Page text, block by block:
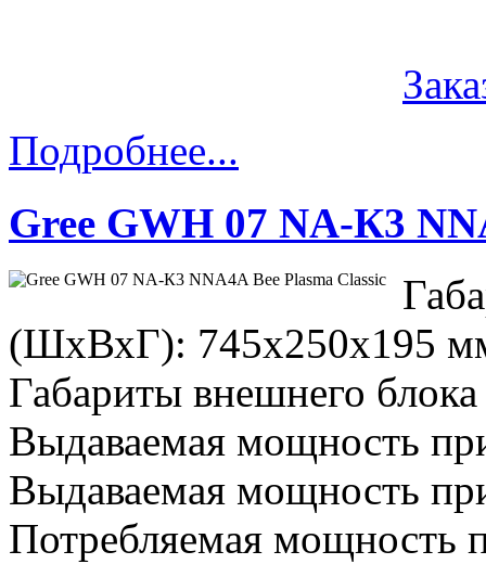
Подробнее...
Gree GWH 07 NА-К3
(ШхВхГ): 745x250x195
Габариты внешнего
Выдаваемая мощность
Выдаваемая мощность
Потребляемая мощность